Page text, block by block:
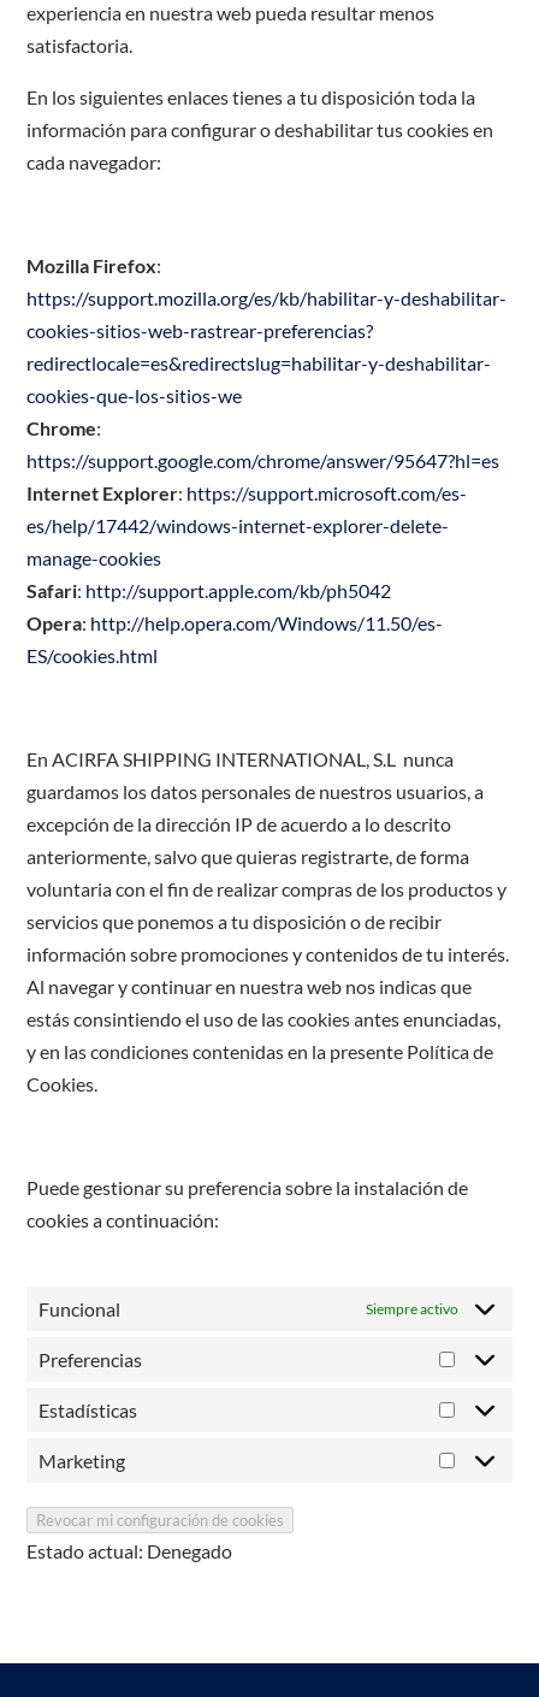
experiencia en nuestra web pueda resultar menos
satisfactoria.
En los siguientes enlaces tienes a tu disposición toda la
información para configurar o deshabilitar tus cookies en
cada navegador:
Mozilla Firefox:
https://support.mozilla.org/es/kb/habilitar-y-deshabilitar-
cookies-sitios-web-rastrear-preferencias?
redirectlocale=es&redirectslug=habilitar-y-deshabilitar-
cookies-que-los-sitios-we
Chrome:
https://support.google.com/chrome/answer/95647?hl=es
Internet Explorer: https://support.microsoft.com/es-
es/help/17442/windows-internet-explorer-delete-
manage-cookies
Safari: http://support.apple.com/kb/ph5042
Opera: http://help.opera.com/Windows/11.50/es-
ES/cookies.html
En ACIRFA SHIPPING INTERNATIONAL, S.L nunca
guardamos los datos personales de nuestros usuarios, a
excepción de la dirección IP de acuerdo a lo descrito
anteriormente, salvo que quieras registrarte, de forma
voluntaria con el fin de realizar compras de los productos y
servicios que ponemos a tu disposición o de recibir
información sobre promociones y contenidos de tu interés.
Al navegar y continuar en nuestra web nos indicas que
estás consintiendo el uso de las cookies antes enunciadas,
y en las condiciones contenidas en la presente Política de
Cookies.
Puede gestionar su preferencia sobre la instalación de
cookies a continuación:
Funcional Siempre activo
Preferencias
Estadísticas
Marketing
Revocar mi configuración de cookies
Estado actual: Denegado